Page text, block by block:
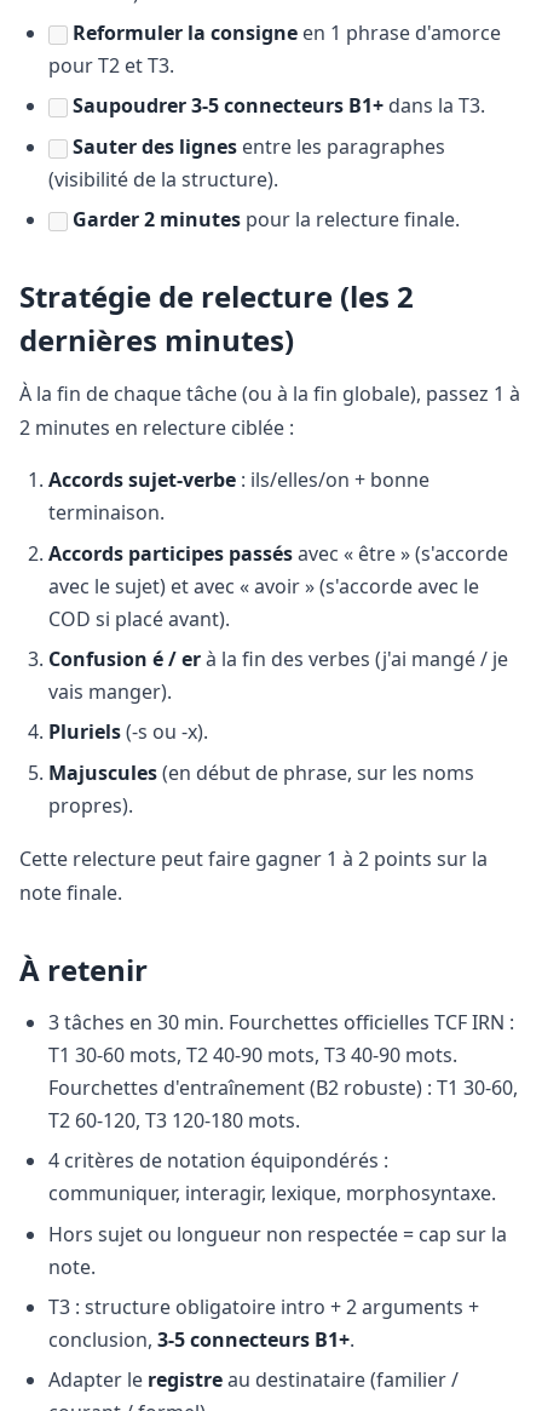
Reformuler la consigne en 1 phrase d'amorce
pour T2 et T3.
Saupoudrer 3-5 connecteurs B1+ dans la T3.
Sauter des lignes entre les paragraphes
(visibilité de la structure).
Garder 2 minutes pour la relecture finale.
Stratégie de relecture (les 2
dernières minutes)
À la fin de chaque tâche (ou à la fin globale), passez 1 à
2 minutes en relecture ciblée :
Accords sujet-verbe : ils/elles/on + bonne
terminaison.
Accords participes passésavec « être » (s'accorde
avec le sujet) et avec « avoir » (s'accorde avec le
COD si placé avant).
Confusion é / erà la fin des verbes (j'ai mangé / je
vais manger).
Pluriels(-s ou -x).
Majuscules(en début de phrase, sur les noms
propres).
Cette relecture peut faire gagner 1 à 2 points sur la
note finale.
À retenir
3 tâches en 30 min. Fourchettes officielles TCF IRN :
T1 30-60 mots, T2 40-90 mots, T3 40-90 mots.
Fourchettes d'entraînement (B2 robuste) : T1 30-60,
T2 60-120, T3 120-180 mots.
4 critères de notation équipondérés :
communiquer, interagir, lexique, morphosyntaxe.
Hors sujet ou longueur non respectée = cap sur la
note.
T3 : structure obligatoire intro + 2 arguments +
conclusion, 3-5 connecteurs B1+.
Adapter le registreau destinataire (familier /